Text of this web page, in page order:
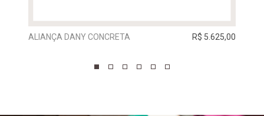
ALIANÇA DANY CONCRETA R$ 5.625,00